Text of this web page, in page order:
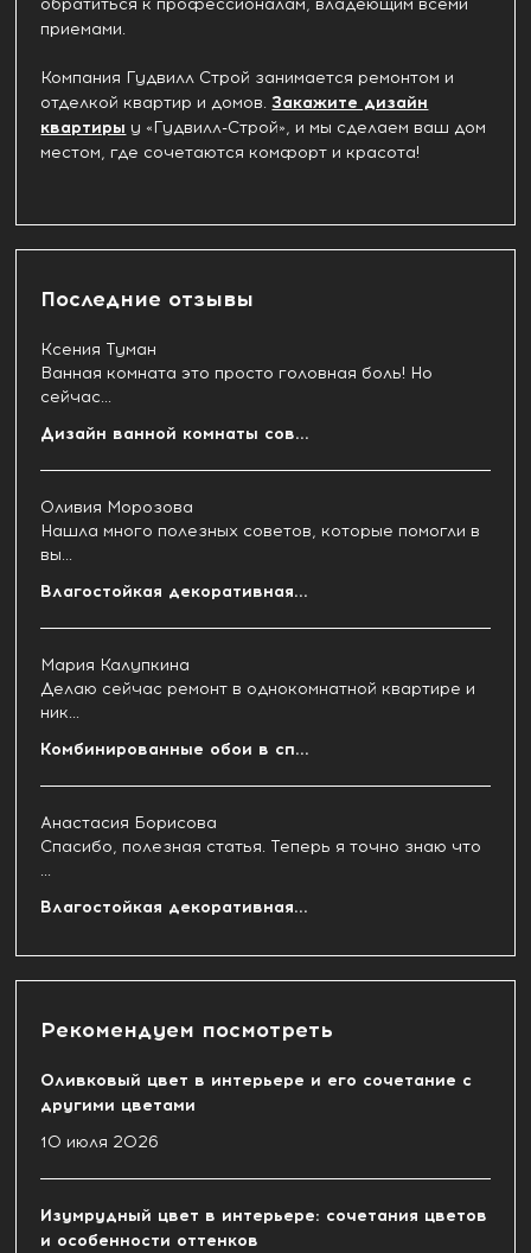
обратиться к профессионалам, владеющим всеми
приемами.
Компания Гудвилл Строй занимается ремонтом и
отделкой квартир и домов.Закажите дизайн
квартиры у «Гудвилл-Строй», и мы сделаем ваш дом
местом, где сочетаются комфорт и красота!
Последние отзывы
Ксения Туман
Ванная комната это просто головная боль! Но
сейчас...
Дизайн ванной комнаты сов...
Оливия Морозова
Нашла много полезных советов, которые помогли в
вы...
Влагостойкая декоративная...
Мария Калупкина
Делаю сейчас ремонт в однокомнатной квартире и
ник...
Комбинированные обои в сп...
Анастасия Борисова
Спасибо, полезная статья. Теперь я точно знаю что
...
Влагостойкая декоративная...
Рекомендуем посмотреть
Оливковый цвет в интерьере и его сочетание с
другими цветами
10 июля 2026
Изумрудный цвет в интерьере: сочетания цветов
и особенности оттенков